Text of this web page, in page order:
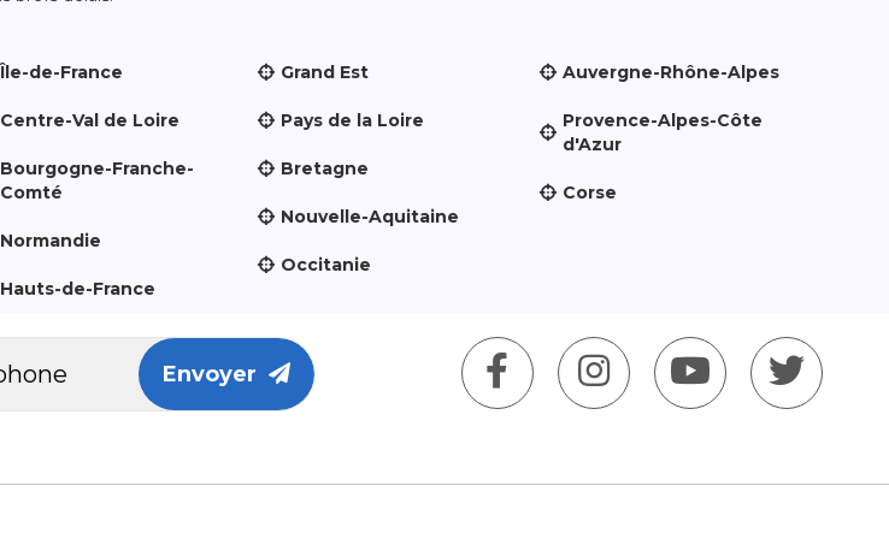
Île-de-France
Centre-Val de Loire
Bourgogne-Franche-
Comté
Normandie
Hauts-de-France
Grand Est
Pays de la Loire
Bretagne
Nouvelle-Aquitaine
Occitanie
Auvergne-Rhône-Alpes
Provence-Alpes-Côte
d'Azur
Corse
Envoyer